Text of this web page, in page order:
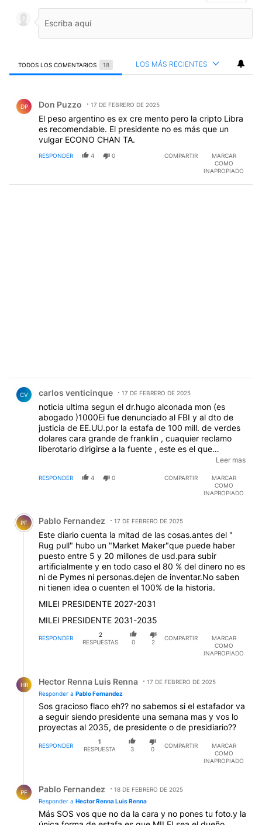
TODOS LOS COMENTARIOS 18 LOS MÁS RECIENTES
DP Don Puzzo 17 DE FEBRERO DE 2025
El peso argentino es ex cre mento pero la cripto Libra
es recomendable. El presidente no es más que un
vulgar ECONO CHAN TA.
RESPONDER 4 0 COMPARTIR
MARCAR
COMO
INAPROPIADO
CV carlos venticinque 17 DE FEBRERO DE 2025
noticia ultima segun el dr.hugo alconada mon (es
abogado )1000Ei fue denunciado al FBI y al dto de
justicia de EE.UU.por la estafa de 100 mill. de verdes
dolares cara grande de franklin , cuaquier reclamo
liberotario dirigirse a la fuente , este es el que
investigo junto a mariel fizpatrik los depositos ilegales
cuentas del valijero secretario fallecido de los k daniel
muñoz y tambien estaban la familia macri y los caputo
favor del pres cindente esta suspendida.
Leer mas
RESPONDER 4 0 COMPARTIR
MARCAR
COMO
INAPROPIADO
Comentario de Pablo Fernandez.
PF Pablo Fernandez 17 DE FEBRERO DE 2025
Este diario cuenta la mitad de las cosas.antes del "
Rug pull" hubo un "Market Maker"que puede haber
puesto entre 5 y 20 millones de usd.para subir
artificialmente y en todo caso el 80 % del dinero no es
ni de Pymes ni personas.dejen de inventar.No saben
ni tienen idea o cuenten el 100% de la historia.
MILEI PRESIDENTE 2027-2031
MILEI PRESIDENTE 2031-2035
RESPONDER
2
RESPUESTAS
0 2
COMPARTIR
MARCAR
COMO
INAPROPIADO
HR Hector Renna Luis Renna
17 DE FEBRERO DE 2025
Responder a Pablo Fernandez
Sos gracioso flaco eh?? no sabemos si el estafador va
a seguir siendo presidente una semana mas y vos lo
proyectas al 2035, de presidente o de presidiario??
RESPONDER
1
RESPUESTA
3 0
COMPARTIR
MARCAR
COMO
INAPROPIADO
PF Pablo Fernandez
18 DE FEBRERO DE 2025
Responder a Hector Renna Luis Renna
Más SOS vos que no da la cara y no pones tu foto.y la